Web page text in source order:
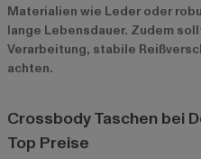
Materialien wie Leder oder
lange Lebensdauer. Zudem
Verarbeitung, stabile
achten.
Crossbody Taschen bei
Top Preise